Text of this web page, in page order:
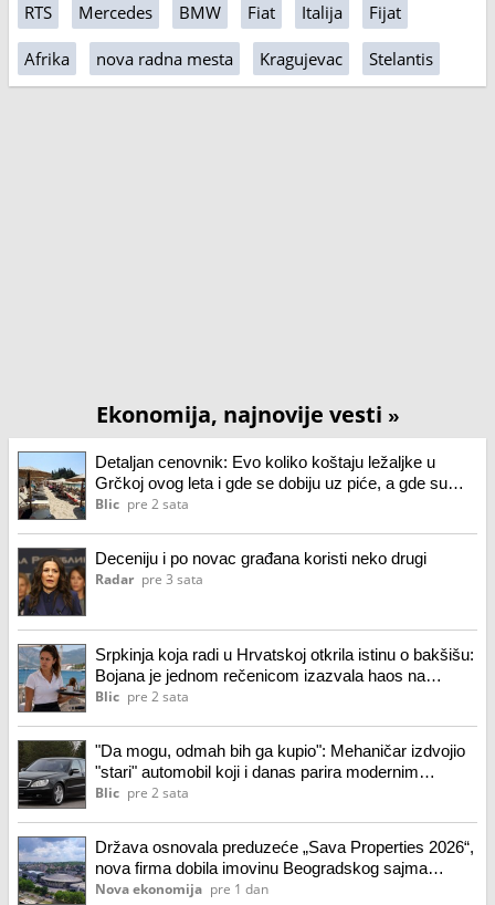
RTS Mercedes BMW Fiat Italija Fijat
Afrika nova radna mesta Kragujevac Stelantis
Ekonomija, najnovije vesti »
Detaljan cenovnik: Evo koliko koštaju ležaljke u
Grčkoj ovog leta i gde se dobiju uz piće, a gde su
papreno skupe
Blic pre 2 sata
Deceniju i po novac građana koristi neko drugi
Radar pre 3 sata
Srpkinja koja radi u Hrvatskoj otkrila istinu o bakšišu:
Bojana je jednom rečenicom izazvala haos na
mrežama
Blic pre 2 sata
"Da mogu, odmah bih ga kupio": Mehaničar izdvojio
"stari" automobil koji i danas parira modernim
vozilima
Blic pre 2 sata
Država osnovala preduzeće „Sava Properties 2026“,
nova firma dobila imovinu Beogradskog sajma
vrednu 13,6 milijardi dinara
Nova ekonomija pre 1 dan